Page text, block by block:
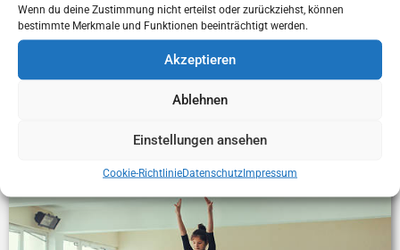
Wenn du deine Zustimmung nicht erteilst oder zurückziehst, können
bestimmte Merkmale und Funktionen beeinträchtigt werden.
Akzeptieren
Ablehnen
Einstellungen ansehen
Cookie-RichtlinieDatenschutzImpressum
Pfiffix ist ein Gesundheitsförderungsprogramm mit dem Kinder
fürSport und Bewegungund für einegesunde Lebensführung
wer-den. Es richtet sich an Schülerinnen und Schüler
der 1. bis 4. Klasse und deren Eltern. Dabei stehen Spaß und